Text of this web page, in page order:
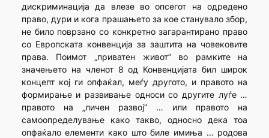
дискриминација да влезе во опсегот на одредено
право, дури и кога прашањето за кое станувало збор,
не било поврзано со конкретно загарантирано право
со Европската конвенција за заштита на човековите
права. Поимот „приватен живот” во рамките на
значењето на членот 8 од Конвенцијата бил широк
концепт кој ги опфаќал, меѓу другото, и правото на
формирање и развивање односи со другите луѓе …
правото на „личен развој” … или правото на
самоопределување како такво, односно дека тоа
опфаќало елементи како што биле имиња … родова